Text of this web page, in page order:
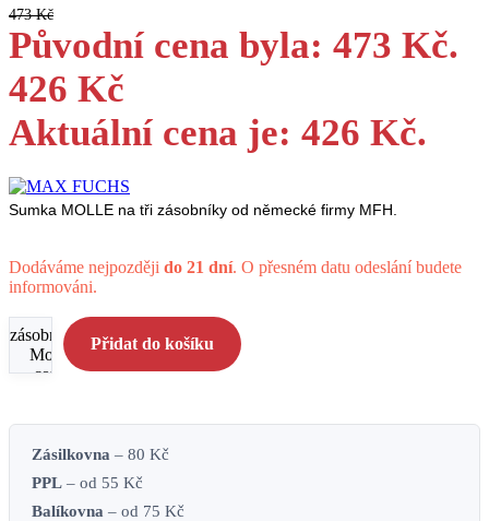
473Kč
Původní cena byla: 473 Kč.
426 Kč
Aktuální cena je: 426 Kč.
Sumka MOLLE na tři zásobníky od německé firmy MFH.
Dodáváme nejpozději do 21 dní. O přesném datu odeslání budete
informováni.
Kapsa na
3
zásobníky
Molle -
coyote
Přidat do košíku
Zásilkovna – 80 Kč
PPL – od 55 Kč
Balíkovna – od 75 Kč